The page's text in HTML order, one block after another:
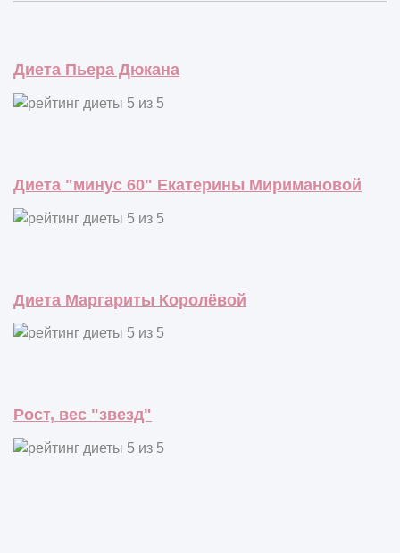
Диета Пьера Дюкана
Диета "минус 60" Екатерины Миримановой
Диета Маргариты Королёвой
Рост, вес "звезд"